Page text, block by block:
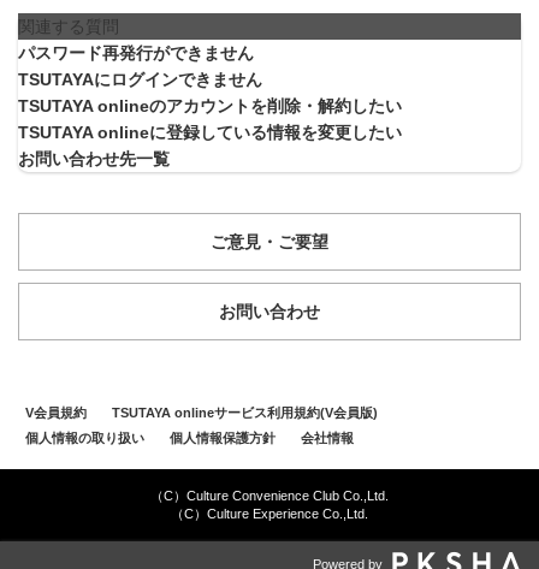
関連する質問
パスワード再発行ができません
TSUTAYAにログインできません
TSUTAYA onlineのアカウントを削除・解約したい
TSUTAYA onlineに登録している情報を変更したい
お問い合わせ先一覧
ご意見・ご要望
お問い合わせ
V会員規約
TSUTAYA onlineサービス利用規約(V会員版)
個人情報の取り扱い
個人情報保護方針 会社情報
（C）Culture Convenience Club Co.,Ltd.
（C）Culture Experience Co.,Ltd.
Powered by